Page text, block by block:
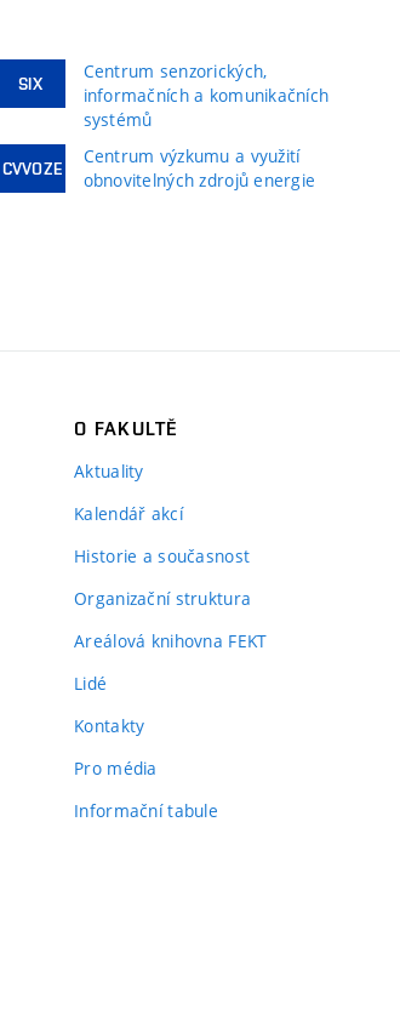
SIX
Centrum senzorických,
informačních a komunikačních
systémů
CVVOZE
Centrum výzkumu a využití
obnovitelných zdrojů energie
O FAKULTĚ
Aktuality
Kalendář akcí
Historie a současnost
Organizační struktura
Areálová knihovna FEKT
Lidé
Kontakty
Pro média
Informační tabule